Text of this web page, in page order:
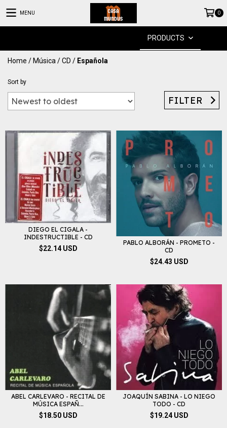
MENU 0
PRODUCTS
Home / Música /CD / Española
Sort by
FILTER
DIEGO EL CIGALA -
INDESTRUCTIBLE - CD
$22.14 USD
PABLO ALBORÁN - PROMETO -
CD
$24.43 USD
ABEL CARLEVARO - RECITAL DE
MÚSICA ESPAÑ...
$18.50 USD
JOAQUÍN SABINA - LO NIEGO
TODO - CD
$19.24 USD